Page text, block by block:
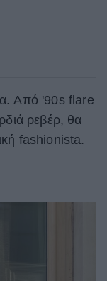
Aπό '90s flare
ρεβέρ, θα
fashionista.